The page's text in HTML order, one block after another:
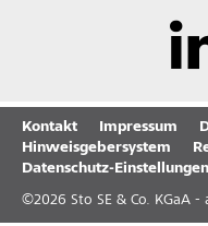
Kontakt Impressum
Hinweisgebersystem
Datenschutz-Einstellungen
©2026 Sto SE & Co. KGaA -